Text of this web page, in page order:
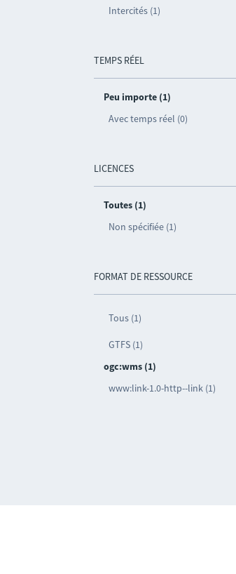
Intercités (1)
TEMPS RÉEL
Peu importe (1)
Avec temps réel (0)
LICENCES
Toutes (1)
Non spécifiée (1)
FORMAT DE RESSOURCE
Tous (1)
GTFS (1)
ogc:wms (1)
www:link-1.0-http--link (1)